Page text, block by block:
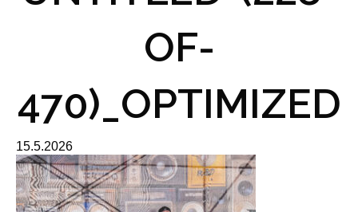
OF-
470)_OPTIMIZED
15.5.2026